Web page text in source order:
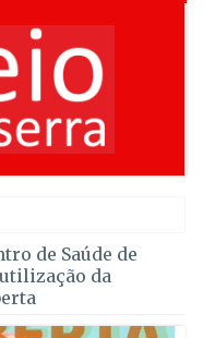
de Saúde de
da